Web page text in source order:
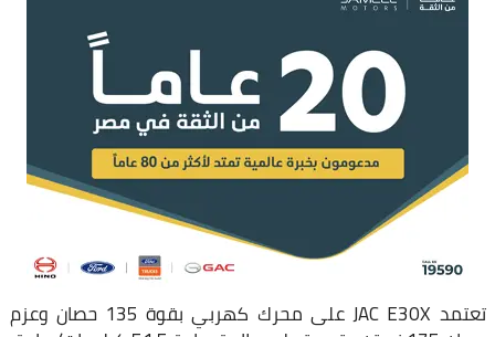
تعتمد JAC E30X على محرك كهربي بقوة 135 حصان وعزم